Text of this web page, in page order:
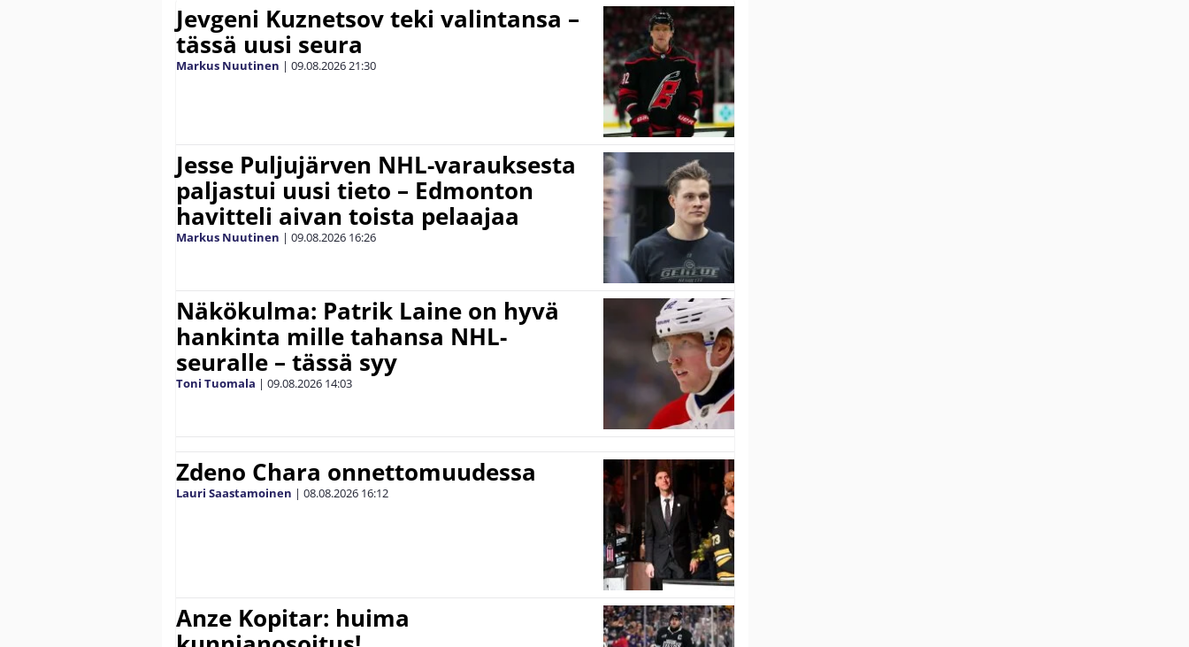
Jevgeni Kuznetsov teki valintansa –
tässä uusi seura
Markus Nuutinen | 09.08.202621:30
Jesse Puljujärven NHL-varauksesta
paljastui uusi tieto – Edmonton
havitteli aivan toista pelaajaa
Markus Nuutinen | 09.08.2026 16:26
Näkökulma: Patrik Laine on hyvä
hankinta mille tahansa NHL-
seuralle – tässä syy
Toni Tuomala | 09.08.2026 14:03
Zdeno Chara onnettomuudessa
Lauri Saastamoinen | 08.08.2026 16:12
Anze Kopitar: huima